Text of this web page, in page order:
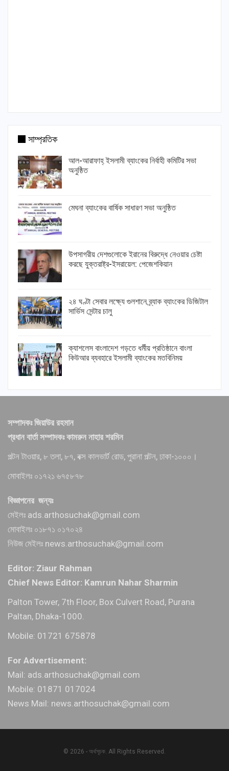
সাম্প্রতিক
আল-আরাফাহ্ ইসলামী ব্যাংকের নির্বাহী কমিটির সভা
অনুষ্ঠিত
মেঘনা ব্যাংকের বার্ষিক সাধারণ সভা অনুষ্ঠিত
উপসাগরীয় দেশগুলোকে ইরানের বিরুদ্ধে নেওয়ার চেষ্টা
করছে যুক্তরাষ্ট্র-ইসরায়েল: পেজেশকিয়ান
২৪ ঘণ্টা সেবার লক্ষ্যে গুলশানে ব্র্যাক ব্যাংকের ডিজিটাল
সার্ভিস সেন্টার চালু
ক্যাশলেস বাংলাদেশ গড়তে ধর্মীয় প্রতিষ্ঠানে বাংলা
কিউআর ব্যবহারে ইসলামী ব্যাংকের মতবিনিময়
সম্পাদকঃ জিয়াউর রহমান
প্রধান বার্তা সম্পাদকঃ কামরুন নাহার শরমিন
পল্টন টাওয়ার, ৮ তলা, ৮৭, বক্স কালভার্ট রোড, পুরানা পল্টন, ঢাকা-১০০০।
মোবাইলঃ ০১৭২১ ৬৭৫৮৭৮
বিজ্ঞাপনের জন্যঃ
মেইলঃ ads.arthosuchak@gmail.com
মোবাইলঃ ০১৮৭১ ০১৭০২৪
নিউজ মেইলঃ news.arthosuchak@gmail.com
Editor: Ziaur Rahman
Chief News Editor: Kamrun Nahar Sharmin
Palton Tower, 7th Floor, Box Culvert Road, Purana
Paltan, Dhaka-1000.
Mobile: 01721 675878
For Advertisement:
Mail: ads.arthosuchak@gmail.com
Mobile: 01871 017024
News Mail: news.arthosuchak@gmail.com
© 2026 - অর্থসূচক. All Rights Reserved.